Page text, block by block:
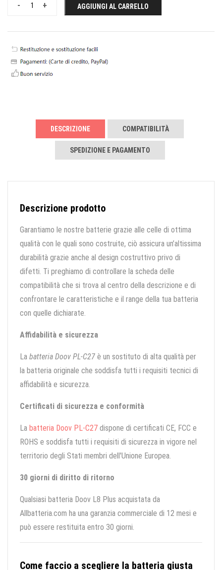
+
- AGGIUNGI AL CARRELLO
DESCRIZIONE COMPATIBILITÀ
SPEDIZIONE E PAGAMENTO
Descrizione prodotto
Garantiamo le nostre batterie grazie alle celle di ottima
qualità con le quali sono costruite, ciò assicura un’altissima
durabilità grazie anche al design costruttivo privo di
difetti. Ti preghiamo di controllare la scheda delle
compatibilità che si trova al centro della descrizione e di
confrontare le caratteristiche e il range della tua batteria
con quelle dichiarate.
Affidabilità e sicurezza
La batteria Doov PL-C27 è un sostituto di alta qualità per
la batteria originale che soddisfa tutti i requisiti tecnici di
affidabilità e sicurezza.
Certificati di sicurezza e conformità
La batteria Doov PL-C27 dispone di certificati CE, FCC e
ROHS e soddisfa tutti i requisiti di sicurezza in vigore nel
territorio degli Stati membri dell'Unione Europea.
30 giorni di diritto di ritorno
Qualsiasi batteria Doov L8 Plus acquistata da
Allbatteria.com ha una garanzia commerciale di 12 mesi e
può essere restituita entro 30 giorni.
Come faccio a scegliere la batteria giusta